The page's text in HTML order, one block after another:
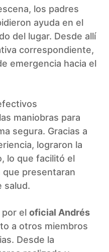
los padres
ayuda en el
del lugar. Desde allí
correspondiente,
emergencia hacia el
maniobras para
segura. Gracias a
lograron la
lo que facilitó el
presentaran
salud.
por el oficial Andrés
a otros miembros
Desde la